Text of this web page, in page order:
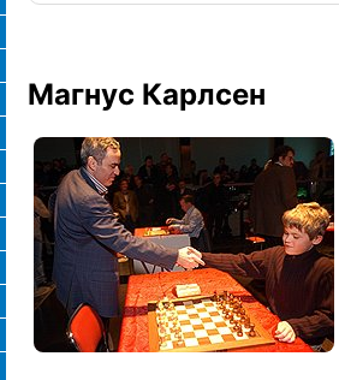
Магнус Карлсен